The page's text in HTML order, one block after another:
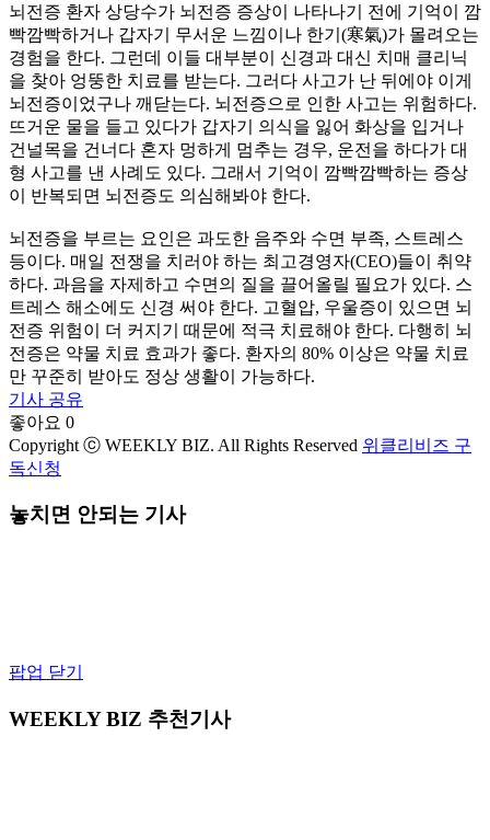
뇌전증 환자 상당수가 뇌전증 증상이 나타나기 전에 기억이 깜
빡깜빡하거나 갑자기 무서운 느낌이나 한기(寒氣)가 몰려오는
경험을 한다. 그런데 이들 대부분이 신경과 대신 치매 클리닉
을 찾아 엉뚱한 치료를 받는다. 그러다 사고가 난 뒤에야 이게
뇌전증이었구나 깨닫는다. 뇌전증으로 인한 사고는 위험하다.
뜨거운 물을 들고 있다가 갑자기 의식을 잃어 화상을 입거나
건널목을 건너다 혼자 멍하게 멈추는 경우, 운전을 하다가 대
형 사고를 낸 사례도 있다. 그래서 기억이 깜빡깜빡하는 증상
이 반복되면 뇌전증도 의심해봐야 한다.
뇌전증을 부르는 요인은 과도한 음주와 수면 부족, 스트레스
등이다. 매일 전쟁을 치러야 하는 최고경영자(CEO)들이 취약
하다. 과음을 자제하고 수면의 질을 끌어올릴 필요가 있다. 스
트레스 해소에도 신경 써야 한다. 고혈압, 우울증이 있으면 뇌
전증 위험이 더 커지기 때문에 적극 치료해야 한다. 다행히 뇌
전증은 약물 치료 효과가 좋다. 환자의 80% 이상은 약물 치료
만 꾸준히 받아도 정상 생활이 가능하다.
기사 공유
좋아요 0
Copyright ⓒ WEEKLY BIZ. All Rights Reserved 위클리비즈 구
독신청
놓치면 안되는 기사
팝업 닫기
WEEKLY BIZ 추천기사